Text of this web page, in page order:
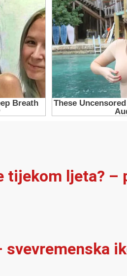
tijekom ljeta? –
svevremenska